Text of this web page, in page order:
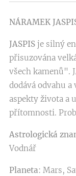
NÁRAMEK
JASPIS je silný
přisuzována
všech kamenů".
dodává odvahu
aspekty života a
přítomnosti.
Astrologická
Vodnář
Planeta: Mars,